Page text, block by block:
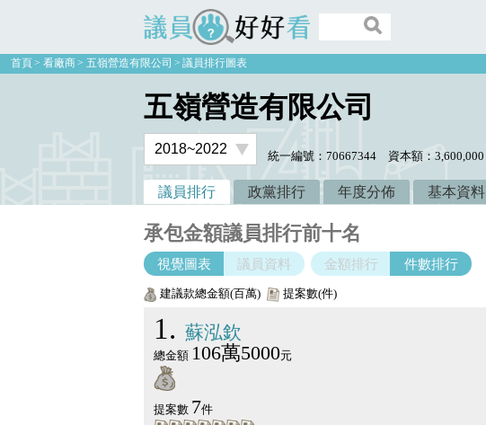
議員好好看
首頁 看廠商 五嶺營造有限公司 議員排行圖表
五嶺營造有限公司
統一編號：70667344 資本額：3,600,000
議員排行 政黨排行 年度分佈 基本資料
承包金額議員排行前十名
視覺圖表 議員資料 金額排行 件數排行
建議款總金額(百萬) 提案數(件)
1 蘇泓欽
總金額 106萬5000元
提案數 7件